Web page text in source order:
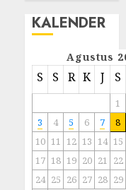
KALENDER
Agustus
S S R K J S
1
3
4 5 6 7
8
10 11 12 13 14 15
17 18 19 20 21 22
24 25 26 27 28 29